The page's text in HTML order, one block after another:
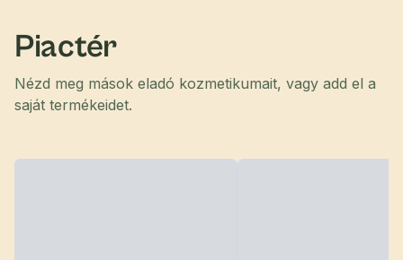
Piactér
Nézd meg mások eladó kozmetikumait, vagy add el a
saját termékeidet.